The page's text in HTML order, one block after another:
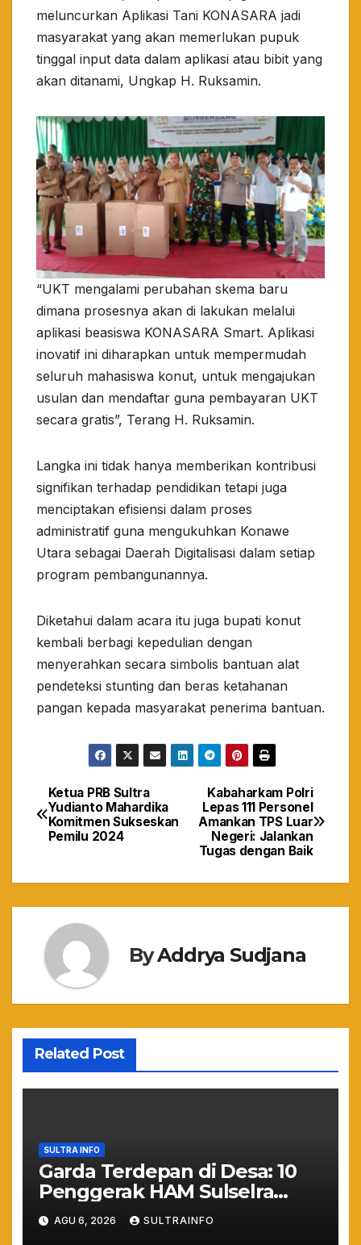
meluncurkan Aplikasi Tani KONASARA jadi
masyarakat yang akan memerlukan pupuk
tinggal input data dalam aplikasi atau bibit yang
akan ditanami, Ungkap H. Ruksamin.
“UKT mengalami perubahan skema baru
dimana prosesnya akan di lakukan melalui
aplikasi beasiswa KONASARA Smart. Aplikasi
inovatif ini diharapkan untuk mempermudah
seluruh mahasiswa konut, untuk mengajukan
usulan dan mendaftar guna pembayaran UKT
secara gratis”, Terang H. Ruksamin.
Langka ini tidak hanya memberikan kontribusi
signifikan terhadap pendidikan tetapi juga
menciptakan efisiensi dalam proses
administratif guna mengukuhkan Konawe
Utara sebagai Daerah Digitalisasi dalam setiap
program pembangunannya.
Diketahui dalam acara itu juga bupati konut
kembali berbagi kepedulian dengan
menyerahkan secara simbolis bantuan alat
pendeteksi stunting dan beras ketahanan
pangan kepada masyarakat penerima bantuan.
Navigasi
pos
Kabaharkam Polri
Lepas 111 Personel
Amankan TPS Luar
Negeri: Jalankan
Tugas dengan Baik
Ketua PRB Sultra
Yudianto Mahardika
Komitmen Sukseskan
Pemilu 2024
ByAddrya Sudjana
Related Post
SULTRA INFO
Garda Terdepan di Desa: 10
Penggerak HAM Sulselra
Resmi Bertugas Mengawal
Asta Cita Prabowo
AGU 6, 2026 SULTRAINFO